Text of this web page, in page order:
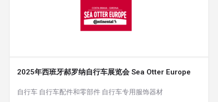
2025年西班牙郝罗纳自行车展览会 Sea Otter Europe
自行车 自行车配件和零部件 自行车专用服饰器材